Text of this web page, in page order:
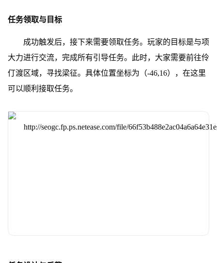
任务领取与目标
成功触发后，接下来需要领取任务。玩家的目标是与项
大力进行交流，完成所有引导任务。此时，大家需要前往伶
仃渡区域，寻找梁征。具体位置坐标为（-46,16），在这里
可以顺利接取任务。